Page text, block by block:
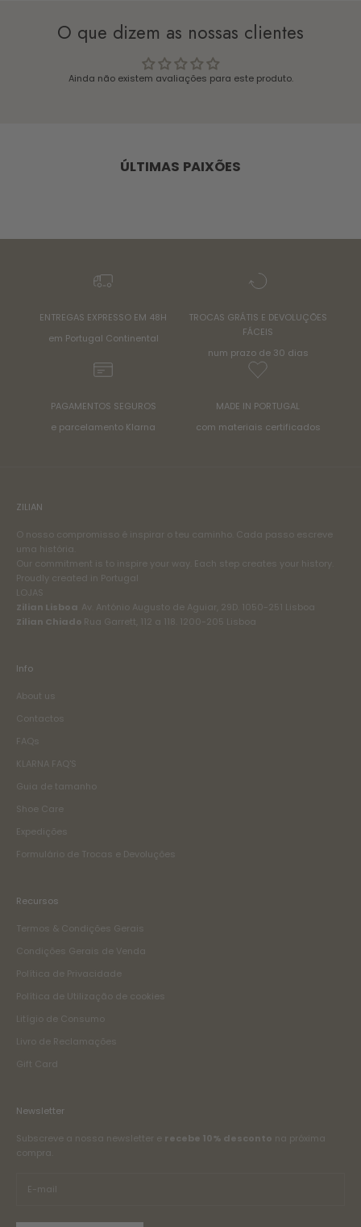
O que dizem as nossas clientes
Ainda não existem avaliações para este produto.
ÚLTIMAS PAIXÕES
ENTREGAS EXPRESSO EM 48H
em Portugal Continental
TROCAS GRÁTIS E DEVOLUÇÕES
FÁCEIS
num prazo de 30 dias
PAGAMENTOS SEGUROS
e parcelamento Klarna
MADE IN PORTUGAL
com materiais certificados
ZILIAN
O nosso compromisso é inspirar o teu caminho. Cada passo escreve
uma história.
Our commitment is to inspire your way. Each step creates your history.
Proudly created in Portugal
LOJAS
Zilian Lisboa Av. António Augusto de Aguiar, 29D. 1050-251 Lisboa
Zilian Chiado Rua Garrett, 112 a 118. 1200-205 Lisboa
Info
About us
Contactos
FAQs
KLARNA FAQ'S
Guia de tamanho
Shoe Care
Expedições
Formulário de Trocas e Devoluções
Recursos
Termos & Condições Gerais
Condições Gerais de Venda
Política de Privacidade
Política de Utilização de cookies
Litígio de Consumo
Livro de Reclamações
Gift Card
Newsletter
Subscreve a nossa newsletter e recebe 10% desconto na próxima
compra.